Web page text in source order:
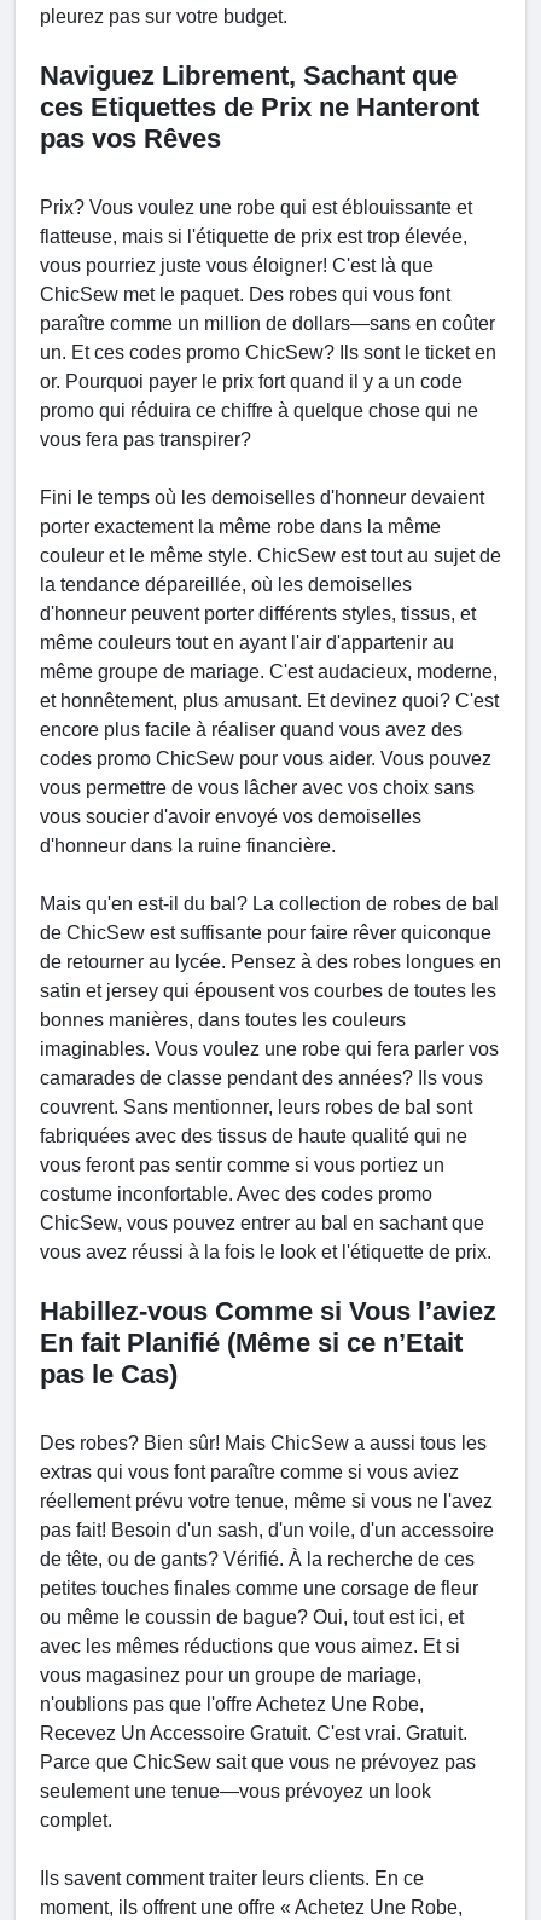
pleurez pas sur votre budget.
Naviguez Librement, Sachant que
ces Etiquettes de Prix ne Hanteront
pas vos Rêves
Prix? Vous voulez une robe qui est éblouissante et
flatteuse, mais si l'étiquette de prix est trop élevée,
vous pourriez juste vous éloigner! C'est là que
ChicSew met le paquet. Des robes qui vous font
paraître comme un million de dollars—sans en coûter
un. Et ces codes promo ChicSew? Ils sont le ticket en
or. Pourquoi payer le prix fort quand il y a un code
promo qui réduira ce chiffre à quelque chose qui ne
vous fera pas transpirer?
Fini le temps où les demoiselles d'honneur devaient
porter exactement la même robe dans la même
couleur et le même style. ChicSew est tout au sujet de
la tendance dépareillée, où les demoiselles
d'honneur peuvent porter différents styles, tissus, et
même couleurs tout en ayant l'air d'appartenir au
même groupe de mariage. C'est audacieux, moderne,
et honnêtement, plus amusant. Et devinez quoi? C'est
encore plus facile à réaliser quand vous avez des
codes promo ChicSew pour vous aider. Vous pouvez
vous permettre de vous lâcher avec vos choix sans
vous soucier d'avoir envoyé vos demoiselles
d'honneur dans la ruine financière.
Mais qu'en est-il du bal? La collection de robes de bal
de ChicSew est suffisante pour faire rêver quiconque
de retourner au lycée. Pensez à des robes longues en
satin et jersey qui épousent vos courbes de toutes les
bonnes manières, dans toutes les couleurs
imaginables. Vous voulez une robe qui fera parler vos
camarades de classe pendant des années? Ils vous
couvrent. Sans mentionner, leurs robes de bal sont
fabriquées avec des tissus de haute qualité qui ne
vous feront pas sentir comme si vous portiez un
costume inconfortable. Avec des codes promo
ChicSew, vous pouvez entrer au bal en sachant que
vous avez réussi à la fois le look et l'étiquette de prix.
Habillez-vous Comme si Vous l’aviez
En fait Planifié (Même si ce n’Etait
pas le Cas)
Des robes? Bien sûr! Mais ChicSew a aussi tous les
extras qui vous font paraître comme si vous aviez
réellement prévu votre tenue, même si vous ne l'avez
pas fait! Besoin d'un sash, d'un voile, d'un accessoire
de tête, ou de gants? Vérifié. À la recherche de ces
petites touches finales comme une corsage de fleur
ou même le coussin de bague? Oui, tout est ici, et
avec les mêmes réductions que vous aimez. Et si
vous magasinez pour un groupe de mariage,
n'oublions pas que l'offre Achetez Une Robe,
Recevez Un Accessoire Gratuit. C'est vrai. Gratuit.
Parce que ChicSew sait que vous ne prévoyez pas
seulement une tenue—vous prévoyez un look
complet.
Ils savent comment traiter leurs clients. En ce
moment, ils offrent une offre « Achetez Une Robe,